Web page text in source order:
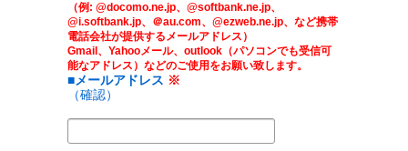
（例: @docomo.ne.jp、@softbank.ne.jp、
@i.softbank.jp、＠au.com、@ezweb.ne.jp、など携帯
電話会社が提供するメールアドレス）
Gmail、Yahooメール、outlook（パソコンでも受信可
能なアドレス）などのご使用をお願い致します。
■メールアドレス ※
（確認）